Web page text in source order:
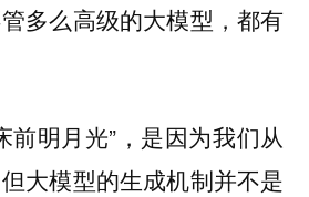
多么高级的大模型，都有
前明月光”，是因为我们从
大模型的生成机制并不是